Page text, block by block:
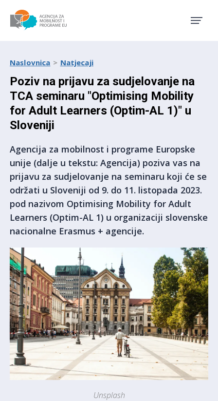
Naslovnica Natjecaji
Poziv na prijavu za sudjelovanje na
TCA seminaru "Optimising Mobility
for Adult Learners (Optim-AL 1)" u
Sloveniji
Agencija za mobilnost i programe Europske
unije (dalje u tekstu: Agencija) poziva vas na
prijavu za sudjelovanje na seminaru koji će se
održati u Sloveniji od 9. do 11. listopada 2023.
pod nazivom Optimising Mobility for Adult
Learners (Optim-AL 1) u organizaciji slovenske
nacionalne Erasmus + agencije.
Unsplash